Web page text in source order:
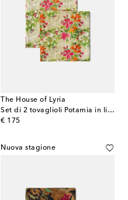
The House of Lyria
Set di 2 tovaglioli Potamia in lino
€ 175
original price
Nuova stagione